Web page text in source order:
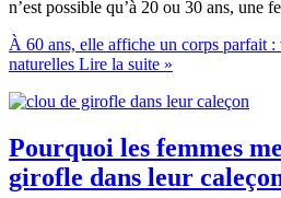
n’est possible qu’à 20 ou 30 ans, une
À 60 ans, elle affiche un corps parfait :
naturelles Lire la suite »
Pourquoi les femmes
girofle dans leur